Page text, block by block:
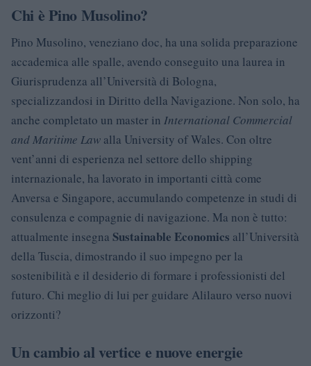
Chi è Pino Musolino?
Pino Musolino, veneziano doc, ha una solida preparazione
accademica alle spalle, avendo conseguito una laurea in
Giurisprudenza all’Università di Bologna,
specializzandosi in Diritto della Navigazione. Non solo, ha
anche completato un master in International Commercial
and Maritime Law alla University of Wales. Con oltre
vent’anni di esperienza nel settore dello shipping
internazionale, ha lavorato in importanti città come
Anversa e Singapore, accumulando competenze in studi di
consulenza e compagnie di navigazione. Ma non è tutto:
attualmente insegna Sustainable Economics all’Università
della Tuscia, dimostrando il suo impegno per la
sostenibilità e il desiderio di formare i professionisti del
futuro. Chi meglio di lui per guidare Alilauro verso nuovi
orizzonti?
Un cambio al vertice e nuove energie